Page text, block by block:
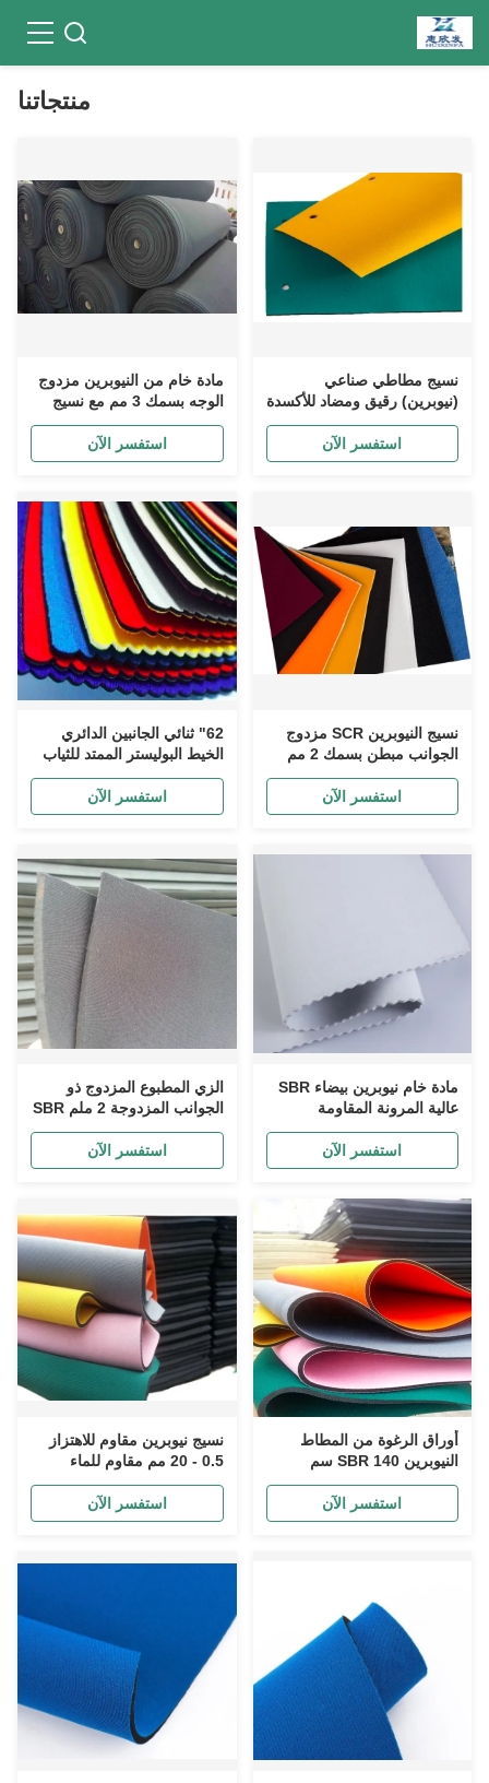
منتجاتنا
نسيج مطاطي صناعي
(نيوبرين) رقيق ومضاد للأكسدة
بسمك 3 مم
استفسر الآن
مادة خام من النيوبرين مزدوج
الوجه بسمك 3 مم مع نسيج
نايلون متوافقة مع RoHS
استفسر الآن
نسيج النيوبرين SCR مزدوج
الجوانب مبطن بسمك 2 مم
OEM ODM
استفسر الآن
62" ثنائي الجانبين الدائري
الخيط البوليستر الممتد للثياب
استفسر الآن
مادة خام نيوبرين بيضاء SBR
عالية المرونة المقاومة
للصدمات
استفسر الآن
الزي المطبوع المزدوج ذو
الجوانب المزدوجة 2 ملم SBR
نسيج نيوبرين
استفسر الآن
أوراق الرغوة من المطاط
النيوبرين SBR 140 سم
للحقائب
استفسر الآن
نسيج نيوبرين مقاوم للاهتزاز
0.5 - 20 مم مقاوم للماء
استفسر الآن